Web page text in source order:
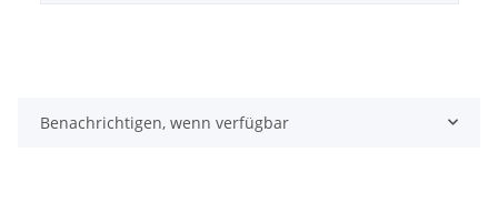
Benachrichtigen, wenn verfügbar